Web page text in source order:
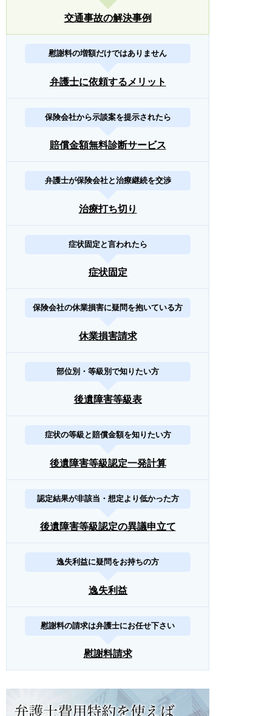
交通事故の解決事例
慰謝料の増額だけではありません
弁護士に依頼するメリット
保険会社から示談案を提示されたら
賠償金額無料診断サービス
弁護士が保険会社と治療継続を交渉
治療打ち切り
症状固定と言われたら
症状固定
保険会社の休業損害に疑問を抱いている方
休業損害請求
部位別・等級別で知りたい方
後遺障害等級表
症状の等級と賠償金額を知りたい方
後遺障害等級認定一発計算
認定結果が非該当・想定より低かった方
後遺障害等級認定の異議申立て
逸失利益に疑問をお持ちの方
逸失利益
慰謝料の請求は弁護士にお任せ下さい
慰謝料請求